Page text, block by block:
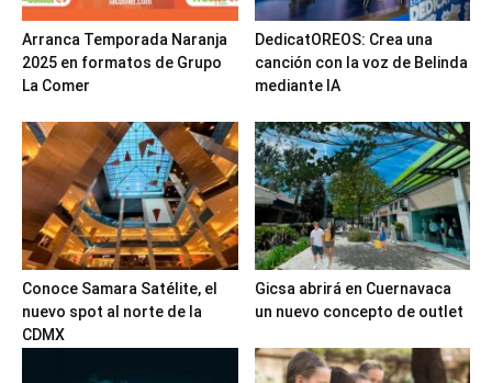
Arranca Temporada Naranja
2025 en formatos de Grupo
La Comer
DedicatOREOS: Crea una
canción con la voz de Belinda
mediante IA
Conoce Samara Satélite, el
nuevo spot al norte de la
CDMX
Gicsa abrirá en Cuernavaca
un nuevo concepto de outlet